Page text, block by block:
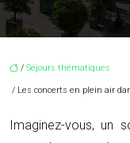
/ Séjours thématiques
/ Les concerts en plein air
Imaginez-vous, un